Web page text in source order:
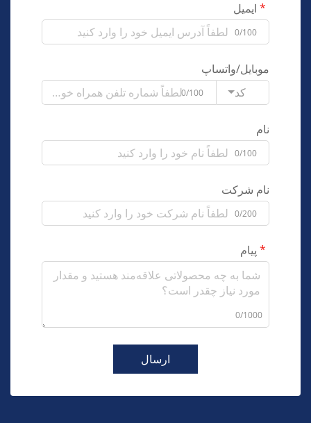
ایمیل
0/100
موبایل/واتساپ
کد
0/100
نام
0/100
نام شرکت
0/200
پیام
0/1000
ارسال